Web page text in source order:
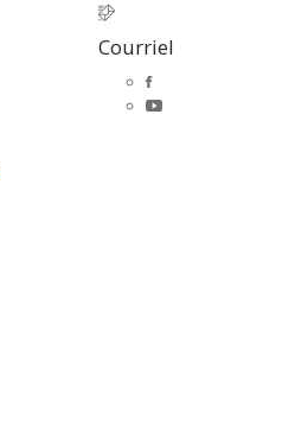
Courriel